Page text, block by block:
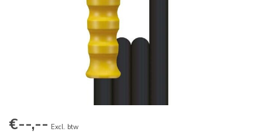
€--,-- Excl. btw